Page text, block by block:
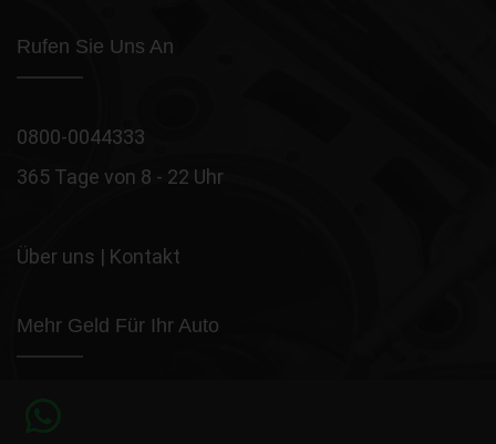
Rufen Sie Uns An
0800-0044333
365 Tage von 8 - 22 Uhr
Über uns | Kontakt
Mehr Geld Für Ihr Auto